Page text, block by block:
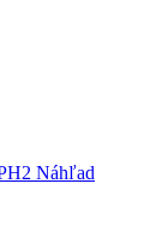
Náhľad